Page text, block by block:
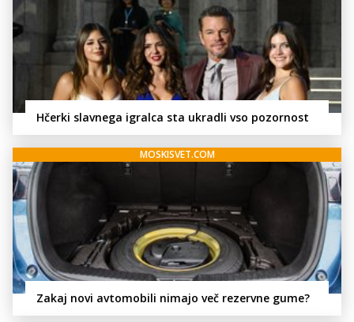
Hčerki slavnega igralca sta ukradli vso pozornost
MOSKISVET.COM
Zakaj novi avtomobili nimajo več rezervne gume?